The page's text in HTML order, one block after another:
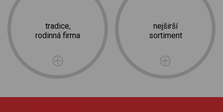
tradice,
rodinná firma
nejširší
sortiment